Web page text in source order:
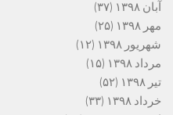
آبان ۱۳۹۸
(۳۷)
مهر ۱۳۹۸
(۲۵)
شهریور ۱۳۹۸
(۱۲)
مرداد ۱۳۹۸
(۱۵)
تیر ۱۳۹۸
(۵۲)
خرداد ۱۳۹۸
(۳۳)